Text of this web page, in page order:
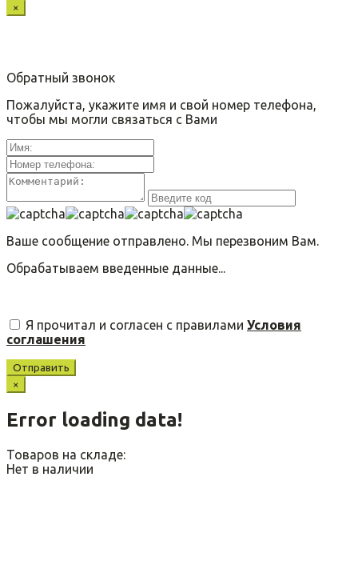
×
Обратный звонок
Пожалуйста, укажите имя и свой номер телефона,
чтобы мы могли связаться с Вами
Ваше сообщение отправлено. Мы перезвоним Вам.
Обрабатываем введенные данные...
Я прочитал и согласен с правилами Условия
соглашения
Отправить
×
Error loading data!
Товаров на складе:
Нет в наличии